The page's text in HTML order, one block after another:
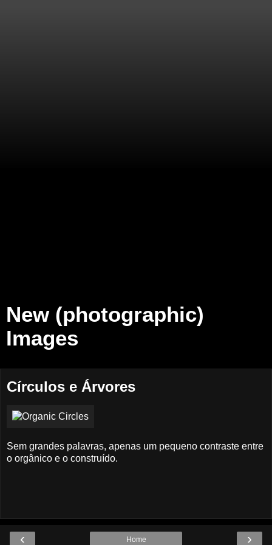
New (photographic)
Images
Círculos e Árvores
Sem grandes palavras, apenas um pequeno contraste entre
o orgânico e o construído.
‹ ›
Home